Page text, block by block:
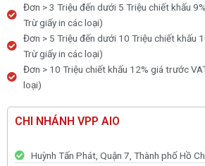
Đơn > 3 Triệu đến dưới 5 Triệu chiết khấu
Trừ giấy in các loại)
Đơn > 5 Triệu đến dưới 10 Triệu chiết khấu
Trừ giấy in các loại)
Đơn > 10 Triệu chiết khấu 12% giá trước
loại)
CHI NHÁNH VPP AIO
Huỳnh Tấn Phát, Quận 7, Thành phố Hồ